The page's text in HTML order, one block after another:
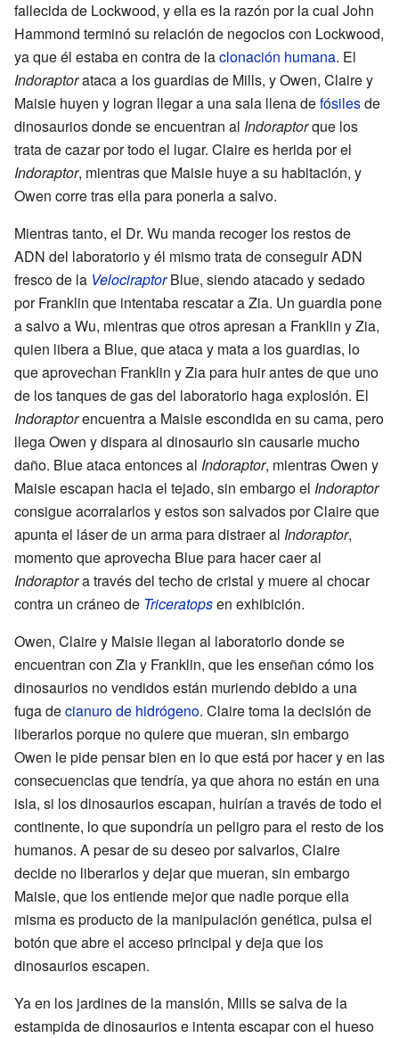
fallecida de Lockwood, y ella es la razón por la cual John
Hammond terminó su relación de negocios con Lockwood,
ya que él estaba en contra de laclonación humana. El
Indoraptorataca a los guardias de Mills, y Owen, Claire y
Maisie huyen y logran llegar a una sala llena defósilesde
dinosaurios donde se encuentran al Indoraptorque los
trata de cazar por todo el lugar. Claire es herida por el
Indoraptor, mientras que Maisie huye a su habitación, y
Owen corre tras ella para ponerla a salvo.
Mientras tanto, el Dr. Wu manda recoger los restos de
ADN del laboratorio y él mismo trata de conseguir ADN
fresco de la VelociraptorBlue, siendo atacado y sedado
por Franklin que intentaba rescatar a Zia. Un guardia pone
a salvo a Wu, mientras que otros apresan a Franklin y Zia,
quien libera a Blue, que ataca y mata a los guardias, lo
que aprovechan Franklin y Zia para huir antes de que uno
de los tanques de gas del laboratorio haga explosión. El
Indoraptorencuentra a Maisie escondida en su cama, pero
llega Owen y dispara al dinosaurio sin causarle mucho
daño. Blue ataca entonces al Indoraptor, mientras Owen y
Maisie escapan hacia el tejado, sin embargo el Indoraptor
consigue acorralarlos y estos son salvados por Claire que
apunta el láser de un arma para distraer al Indoraptor,
momento que aprovecha Blue para hacer caer al
Indoraptora través del techo de cristal y muere al chocar
contra un cráneo de Triceratopsen exhibición.
Owen, Claire y Maisie llegan al laboratorio donde se
encuentran con Zia y Franklin, que les enseñan cómo los
dinosaurios no vendidos están muriendo debido a una
fuga decianuro de hidrógeno. Claire toma la decisión de
liberarlos porque no quiere que mueran, sin embargo
Owen le pide pensar bien en lo que está por hacer y en las
consecuencias que tendría, ya que ahora no están en una
isla, si los dinosaurios escapan, huirían a través de todo el
continente, lo que supondría un peligro para el resto de los
humanos. A pesar de su deseo por salvarlos, Claire
decide no liberarlos y dejar que mueran, sin embargo
Maisie, que los entiende mejor que nadie porque ella
misma es producto de la manipulación genética, pulsa el
botón que abre el acceso principal y deja que los
dinosaurios escapen.
Ya en los jardines de la mansión, Mills se salva de la
estampida de dinosaurios e intenta escapar con el hueso